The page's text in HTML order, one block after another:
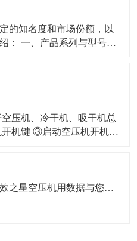
的知名度和市场份额，以
： 一、产品系列与型号三
压缩永磁变频技术，具有
例如
压机、冷干机、吸干机总
机键 ③启动空压机开机键
总电源 空压机日常作业指
用电紧张不要慌｜三舰客能效之星空压机用数据与您一起节能省电